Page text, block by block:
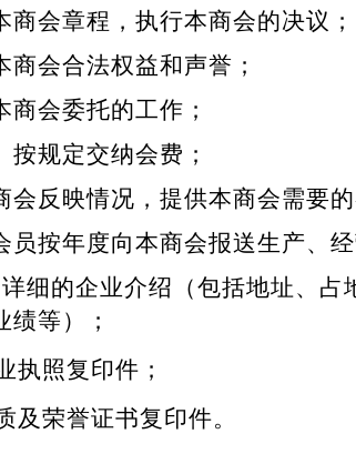
商会章程，执行本商会的决议；
商会合法权益和声誉；
商会委托的工作；
按规定交纳会费；
会反映情况，提供本商会需要的
员按年度向本商会报送生产、经
细的企业介绍（包括地址、
绩等）；
执照复印件；
及荣誉证书复印件。